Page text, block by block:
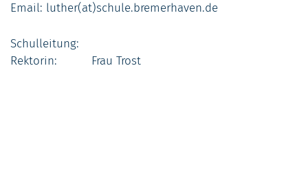
Email: luther(at)schule.bremerhaven.de
Schulleitung:
Rektorin: Frau Trost